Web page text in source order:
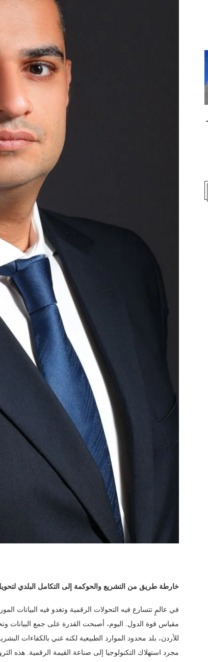
خارطة طريق من التشريع والحوكمة إلى التكامل البلدي
في عالمٍ تتسارع فيه التحولات الرقمية وتغدو فيه البيانات
مقياس قوة الدول. اليوم، أصبحت القدرة على جمع البيانات
للأردن، بلد محدود الموارد الطبيعية لكنه غني بالكفاءات
مجرد استهلاك التكنولوجيا إلى صناعة القيمة الرقمية. هذه